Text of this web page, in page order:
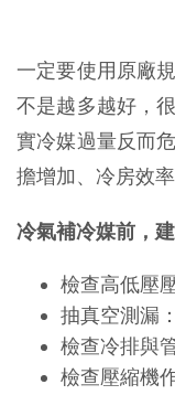
一定要使用原廠
不是越多越好，
實冷媒過量反而
擔增加、冷房效
冷氣補冷媒前，
檢查高低壓
抽真空測漏
檢查冷排與
檢查壓縮機